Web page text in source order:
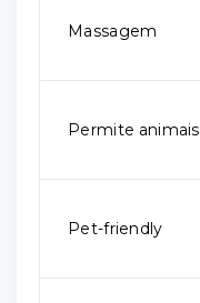
Massagem
Permite animais
Pet-friendly